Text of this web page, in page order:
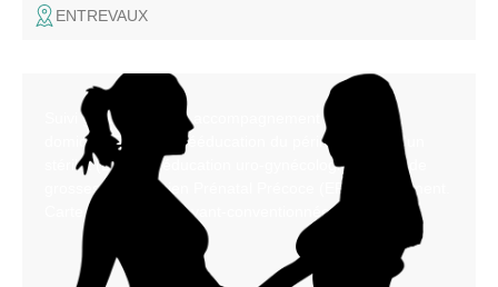
ENTREVAUX
Suivi gynécologique, accompagnement au retour à
domicile (PRADO) Rééducation du périnée, Pose d'un
stérilet (DIU), Rééducation uro-gynécologique.Suivi de
grossesse. Entretien Prénatal Précoce (EPP). Allaitement.
Carte vitale - tiers payant-conventionnée.